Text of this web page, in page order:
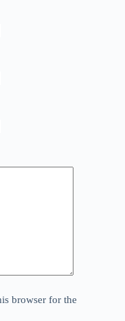
browser for the